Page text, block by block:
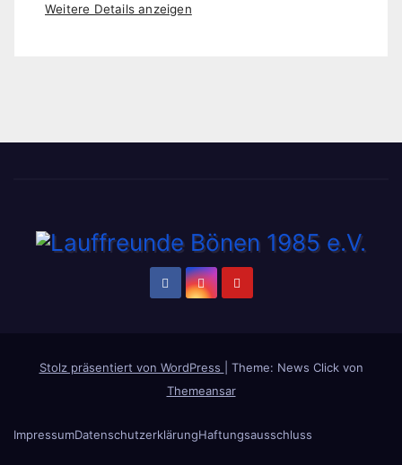
Weitere Details anzeigen
Stolz präsentiert von WordPress
Theme: News Click von
Themeansar
ImpressumDatenschutzerklärungHaftungsausschluss